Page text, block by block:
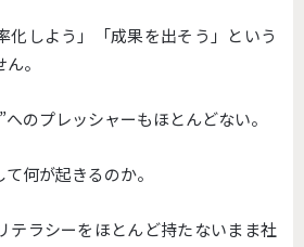
化しよう」「成果を出そう」という
。
のプレッシャーもほとんどない。
何が起きるのか。
テラシーをほとんど持たないまま社